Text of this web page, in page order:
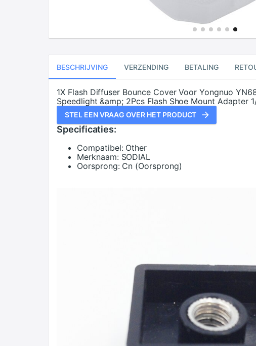
BESCHRIJVING VERZENDING BETALING
1X Flash Diffuser Bounce Cover Voor Yongnuo
Speedlight &amp; 2Pcs Flash Shoe Mount Adapter
STEL EEN VRAAG OVER HET PRODUCT
Specificaties:
Compatibel: Other
Merknaam: SODIAL
Oorsprong: Cn (Oorsprong)